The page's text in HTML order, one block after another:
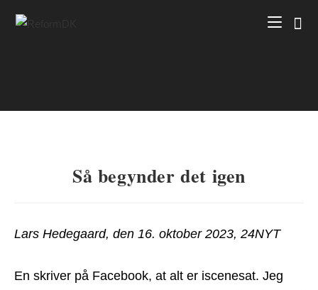
Så begynder det igen
Lars Hedegaard, den 16. oktober 2023, 24NYT
En skriver på Facebook, at alt er iscenesat. Jeg